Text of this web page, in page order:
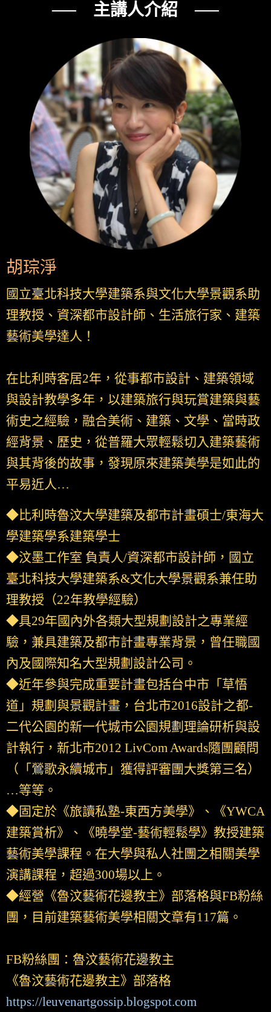
── 主講人介紹 ──
胡琮淨
國立臺北科技大學建築系與文化大學景觀系助
理教授、資深都市設計師、生活旅行家、建築
藝術美學達人！
在比利時客居2年，從事都市設計、建築領域
與設計教學多年，以建築旅行與玩賞建築與藝
術史之經驗，融合美術、建築、文學、當時政
經背景、歷史，從普羅大眾輕鬆切入建築藝術
與其背後的故事，發現原來建築美學是如此的
平易近人…
◆比利時魯汶大學建築及都市計畫碩士/東海大
學建築學系建築學士
◆汶墨工作室 負責人/資深都市設計師，國立
臺北科技大學建築系&文化大學景觀系兼任助
理教授（22年教學經驗）
◆具29年國內外各類大型規劃設計之專業經
驗，兼具建築及都市計畫專業背景，曾任職國
內及國際知名大型規劃設計公司。
◆近年參與完成重要計畫包括台中市「草悟
道」規劃與景觀計畫，台北市2016設計之都-
二代公園的新一代城市公園規劃理論研析與設
計執行，新北市2012 LivCom Awards隨團顧問
（「鶯歌永續城市」獲得評審團大獎第三名）
…等等。
◆固定於《旅讀私塾-東西方美學》、《YWCA
建築賞析》、《曉學堂-藝術輕鬆學》教授建築
藝術美學課程。在大學與私人社團之相關美學
演講課程，超過300場以上。
◆經營《魯汶藝術花邊教主》部落格與FB粉絲
團，目前建築藝術美學相關文章有117篇。
FB粉絲團：魯汶藝術花邊教主
《魯汶藝術花邊教主》部落格
https://leuvenartgossip.blogspot.com